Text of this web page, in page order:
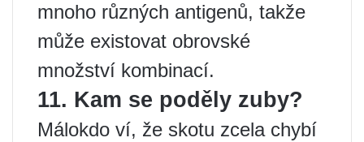
mnoho různých antigenů, takže
může existovat obrovské
množství kombinací.
11. Kam se poděly zuby?
Málokdo ví, že skotu zcela chybí